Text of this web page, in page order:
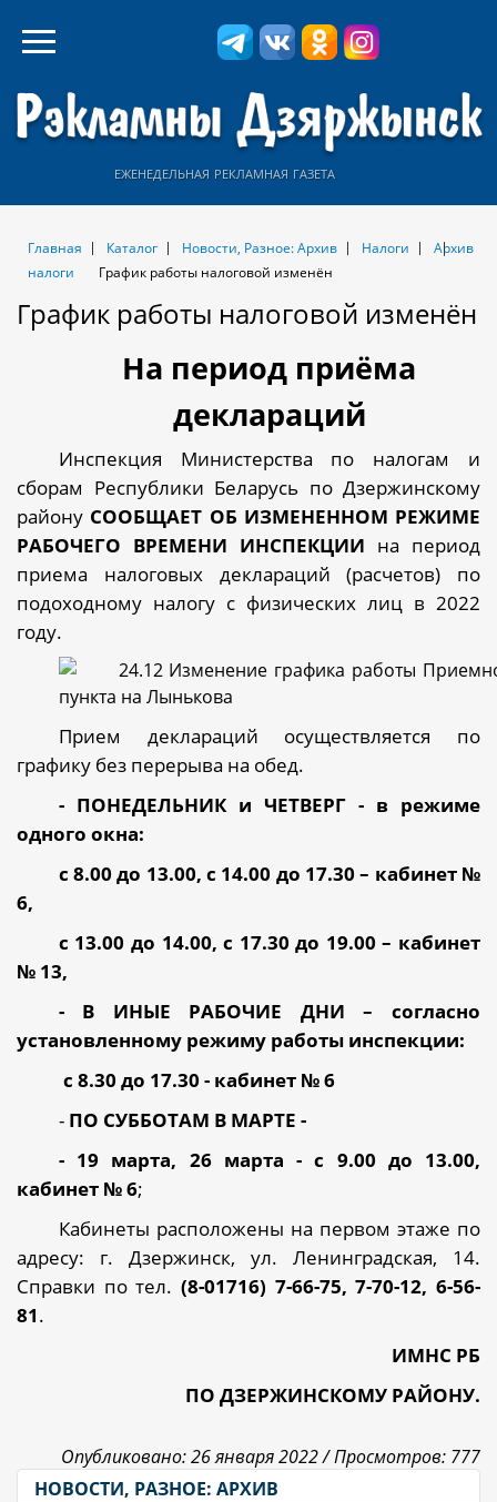
еженедельная рекламная газета
Главная Каталог Новости, Разное: Архив Налоги
Архив
налоги
График работы налоговой изменён
График работы налоговой изменён
На период приёма
деклараций
Инспекция Министерства по налогам и
сборам Республики Беларусь по Дзержинскому
району СООБЩАЕТ ОБ ИЗМЕНЕННОМ РЕЖИМЕ
РАБОЧЕГО ВРЕМЕНИ ИНСПЕКЦИИ на период
приема налоговых деклараций (расчетов) по
подоходному налогу с физических лиц в 2022
году.
Прием деклараций осуществляется по
графику без перерыва на обед.
- ПОНЕДЕЛЬНИК и ЧЕТВЕРГ - в режиме
одного окна:
с 8.00 до 13.00, с 14.00 до 17.30 – кабинет №
6,
с 13.00 до 14.00, с 17.30 до 19.00 – кабинет
№ 13,
- В ИНЫЕ РАБОЧИЕ ДНИ – согласно
установленному режиму работы инспекции:
с 8.30 до 17.30 - кабинет № 6
- ПО СУББОТАМ В МАРТЕ -
- 19 марта, 26 марта - с 9.00 до 13.00,
кабинет № 6;
Кабинеты расположены на первом этаже по
адресу: г. Дзержинск, ул. Ленинградская, 14.
Справки по тел. (8-01716) 7-66-75, 7-70-12, 6-56-
81.
ИМНС РБ
ПО ДЗЕРЖИНСКОМУ РАЙОНУ.
Опубликовано: 26 января 2022 /Просмотров: 777
НОВОСТИ, РАЗНОЕ: АРХИВ